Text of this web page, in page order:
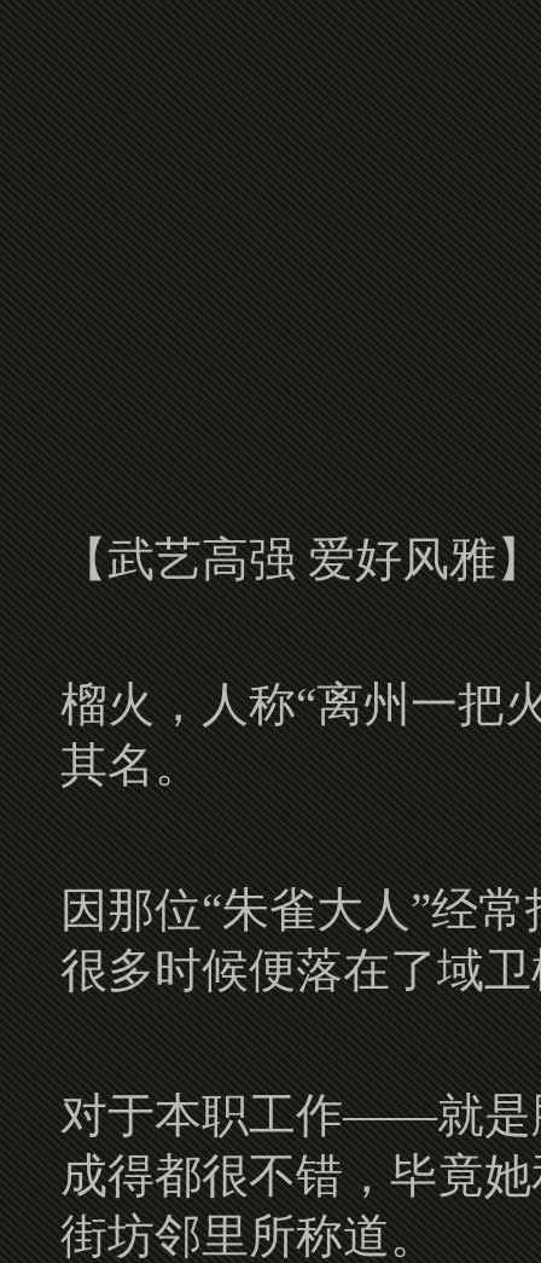
【武艺高强 爱好风雅
榴火，人称“离州一把
其名。
因那位“朱雀大人”经
很多时候便落在了域
对于本职工作——就是
成得都很不错，毕竟
街坊邻里所称道。